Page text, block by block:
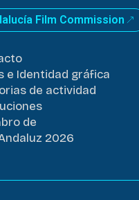
Film Commission
e Identidad gráfica
de actividad
de
2026